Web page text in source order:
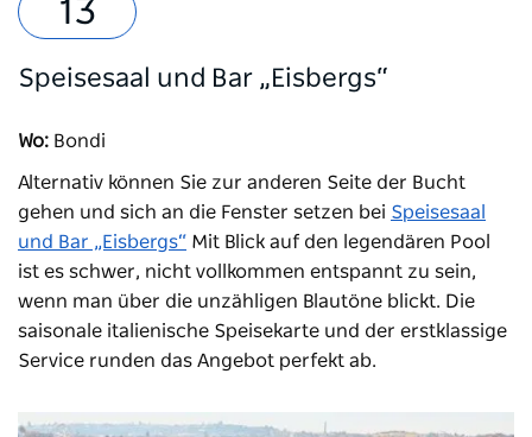
Speisesaal und Bar „Eisbergs“
Wo: Bondi
Alternativ können Sie zur anderen Seite der Bucht
gehen und sich an die Fenster setzen bei Speisesaal
und Bar „Eisbergs“ Mit Blick auf den legendären Pool
ist es schwer, nicht vollkommen entspannt zu sein,
wenn man über die unzähligen Blautöne blickt. Die
saisonale italienische Speisekarte und der erstklassige
Service runden das Angebot perfekt ab.